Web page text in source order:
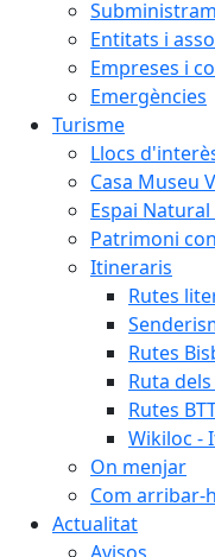
Entitats i
Empreses i
Emergències
Turisme
Llocs
Casa Museu
Espai
Patrimoni
Itineraris
Rutes
Rutes
Ruta
Rutes
Wikiloc -
On menjar
Com arribar-
Actualitat